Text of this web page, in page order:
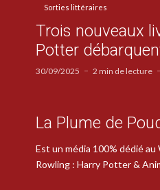
Sorties littéraires
Trois nouveaux
Potter
30/09/2025 2 min de lecture
La Plume de
Est un média 100% dédié
Rowling : Harry Potter &